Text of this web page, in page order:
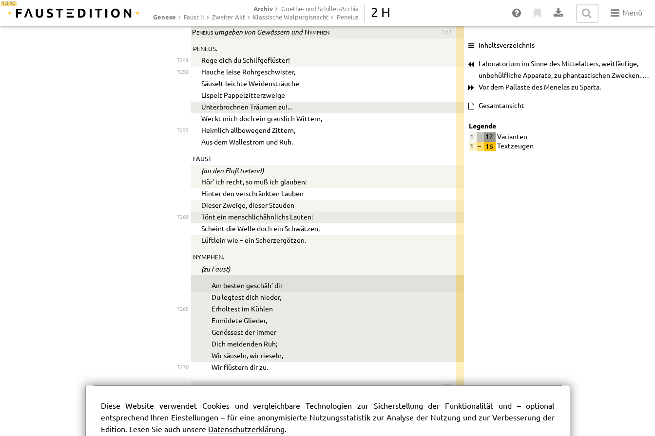
1.3 RC
Archiv Goethe- und Schiller-Archiv
Genese Faust II Zweiter Akt Klassische Walpurgisnacht Peneius 2 H Menü
Und verziehen kein Gesicht.
151
Peneiusumgeben von Gewässern und Nymphen
PENEUS.
7249 Rege dich du Schilfgeflüster!
7250
Hauche leise Rohrgeschwister,
Säuselt leichte Weidensträuche
Lispelt Pappelzitterzweige
Unterbrochnen Träumen zu!...
Weckt mich doch ein grauslich Wittern,
7255
Heimlich allbewegend Zittern,
Aus dem Wallestrom und Ruh.
FAUST
(an den Fluß tretend)
Hör’ ich recht, so muß ich glauben:
Hinter den verschränkten Lauben
Dieser Zweige, dieser Stauden
7260
Tönt ein menschlichähnlichs Lauten:
Scheint die Welle doch ein Schwätzen,
Lüftlein wie – ein Scherzergötzen.
NYMPHEN.
(zu Faust)
Am besten geschäh’ dir
Du legtest dich nieder,
7265
Erholtest im Kühlen
Ermüdete Glieder,
Genössest der immer
Dich meidenden Ruh;
Wir säuseln, wir rieseln,
7270 Wir flüstern dir zu.
152
Ich wache ja! O laßt sie walten
Die unvergleichlichen Gestalten
Wie sie dorthin mein Auge schickt.
Inhaltsverzeichnis
Laboratorium im Sinne des Mittelalters, weitläufige,
unbehülfliche Apparate, zu phantastischen Zwecken. …
Vor dem Pallaste des Menelas zu Sparta.
Gesamtansicht
Legende
1 – 12
Varianten
1
– 16 Textzeugen
Diese Website verwendet Cookies und vergleichbare Technologien zur Sicherstellung der Funktionalität und – optional
entsprechend Ihren Einstellungen – für eine anonymisierte Nutzungsstatistik zur Analyse der Nutzung und zur Verbesserung der
Edition. Lesen Sie auch unsere Datenschutzerklärung.